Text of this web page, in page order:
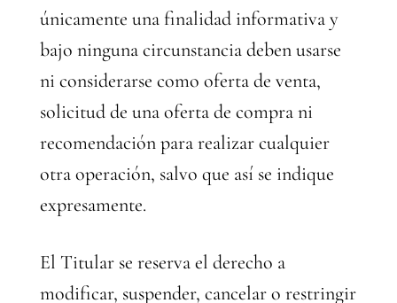
únicamente una finalidad informativa y
bajo ninguna circunstancia deben usarse
ni considerarse como oferta de venta,
solicitud de una oferta de compra ni
recomendación para realizar cualquier
otra operación, salvo que así se indique
expresamente.
El Titular se reserva el derecho a
modificar, suspender, cancelar o restringir